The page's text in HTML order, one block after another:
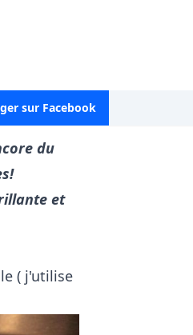
sur Facebook
du
et
( j'utilise